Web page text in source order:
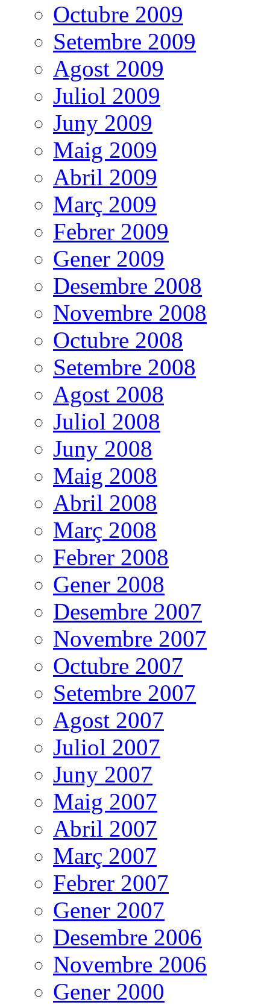
Octubre 2009
Setembre 2009
Agost 2009
Juliol 2009
Juny 2009
Maig 2009
Abril 2009
Març 2009
Febrer 2009
Gener 2009
Desembre 2008
Novembre 2008
Octubre 2008
Setembre 2008
Agost 2008
Juliol 2008
Juny 2008
Maig 2008
Abril 2008
Març 2008
Febrer 2008
Gener 2008
Desembre 2007
Novembre 2007
Octubre 2007
Setembre 2007
Agost 2007
Juliol 2007
Juny 2007
Maig 2007
Abril 2007
Març 2007
Febrer 2007
Gener 2007
Desembre 2006
Novembre 2006
Gener 2000